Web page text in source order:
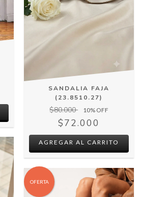
SANDALIA FAJA
(23.8510.27)
$80.000 10% OFF
$72.000
AGREGAR AL CARRITO
OFERTA